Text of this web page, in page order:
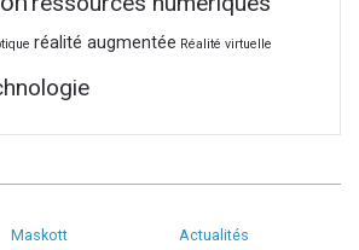
réalité augmentée Réalité virtuelle
Maskott Actualités